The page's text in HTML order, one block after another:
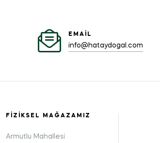
EMAIL
info@hataydogal.com
FIZIKSEL MAĞAZAMIZ
Armutlu Mahallesi